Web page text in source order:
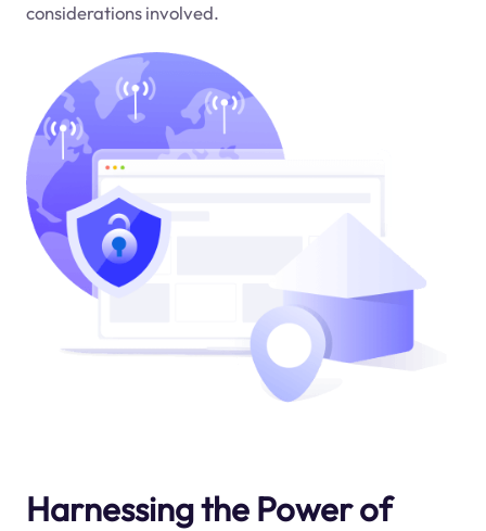
considerations involved.
Harnessing the Power of